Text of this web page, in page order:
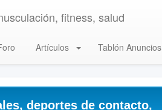
fitness, salud
Artículos Tablón Anuncios
deportes de contacto,